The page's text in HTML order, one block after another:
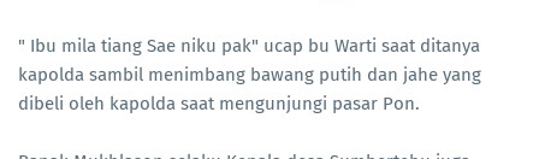
" Ibu mila tiang Sae niku pak" ucap bu Warti saat ditanya
kapolda sambil menimbang bawang putih dan jahe yang
dibeli oleh kapolda saat mengunjungi pasar Pon.